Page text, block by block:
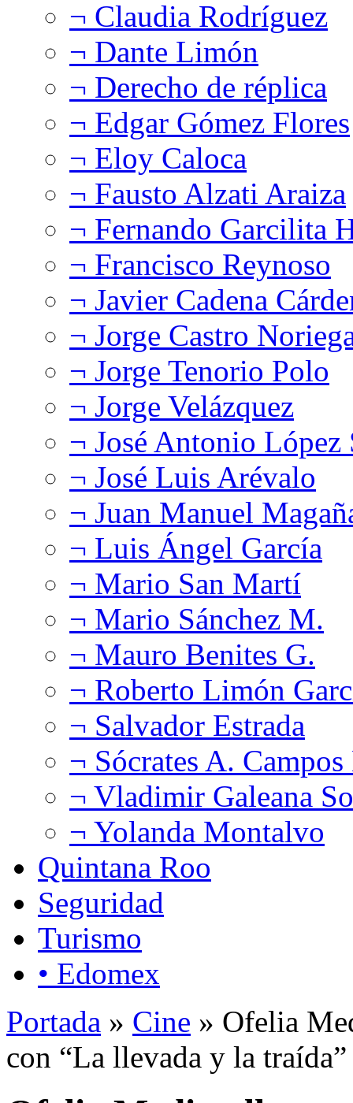
¬ Claudia Rodríguez
¬ Dante Limón
¬ Derecho de réplica
¬ Edgar Gómez Flores
¬ Eloy Caloca
¬ Fausto Alzati Araiza
¬ Fernando Garcilita
¬ Francisco Reynoso
¬ Javier Cadena
¬ Jorge Castro
¬ Jorge Tenorio Polo
¬ Jorge Velázquez
¬ José Antonio López
¬ José Luis Arévalo
¬ Juan Manuel
¬ Luis Ángel García
¬ Mario San Martí
¬ Mario Sánchez M.
¬ Mauro Benites G.
¬ Roberto Limón
¬ Salvador Estrada
¬ Sócrates A.
¬ Vladimir Galeana
¬ Yolanda Montalvo
Quintana Roo
Seguridad
Turismo
• Edomex
Portada » Cine » Ofelia
con “La llevada y la traída”